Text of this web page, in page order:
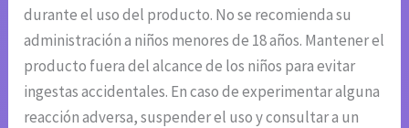
durante el uso del producto. No se recomienda su
administración a niños menores de 18 años. Mantener el
producto fuera del alcance de los niños para evitar
ingestas accidentales. En caso de experimentar alguna
reacción adversa, suspender el uso y consultar a un